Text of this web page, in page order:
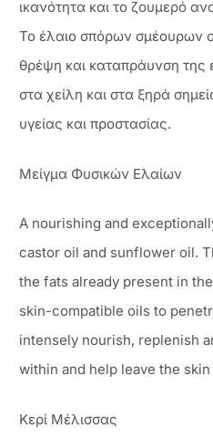
ικανότητα και το ζουμερό
Το έλαιο σπόρων σμέουρων
θρέψη και καταπράυνση της
στα χείλη και στα ξηρά
υγείας και προστασίας.
Μείγμα Φυσικών Ελαίων
A nourishing and
castor oil and sunflower oil.
the fats already present in
skin-compatible oils to
intensely nourish, replenish
within and help leave the
Κερί Μέλισσας